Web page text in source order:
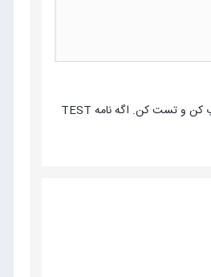
تغییر بده. بعد توی روت آپ کن و تست کن. اگه نامه TEST